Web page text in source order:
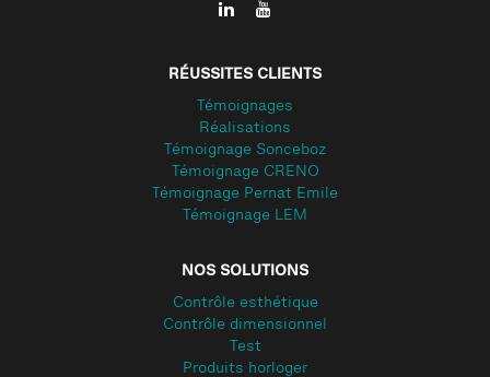
RÉUSSITES CLIENTS
Témoignages
Réalisations
Témoignage Sonceboz
Témoignage CRENO
Témoignage Pernat Emile
Témoignage LEM
NOS SOLUTIONS
Contrôle esthétique
Contrôle dimensionnel
Test
Produits horloger